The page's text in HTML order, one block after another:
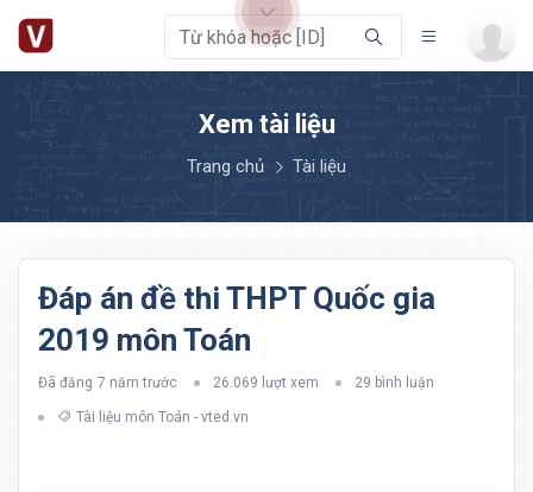
Xem tài liệu
Trang chủ Tài liệu
Đáp án đề thi THPT Quốc gia
2019 môn Toán
Đã đăng 7 năm trước 26.069 lượt xem 29 bình luận
Tài liệu môn Toán - vted.vn